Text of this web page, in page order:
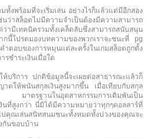
งพร้อมที่จะเริ่มเล่น อย่างไรก็แล้วแต่มีอีกสอง
ว่าสล็อตไม่มีความจำเป็นต้องมีความสามารถ
ามีเทคนิครวมทั้งเคล็ดลับซึ่งสามารถสนับสนุน
นี้โปรดมองบทความของพวกเราจะชนะที่ pg
ตอบของการหมุนแต่ละครั้งในเกมสล็อตถูกตั้ง
ชำระเงินเมื่อใด
บริการ ปกติข้อมูลนี้จะเผยต่อสาธารณะแล้วก็
ตให้พนันสกุลเงินสูงมากขึ้น เมื่อเทียบกับสกุล
า มาตรฐานในอุตสาหกรรมการเดิมพันเป็น
นที่สูงกว่า นี่มิได้มีความหมายว่าทุกๆดอลลาร์ที่
คุณเล่นสนิทสนมชนะทั้งหมดทั้งปวงของคุณจะ
กันขอบบ้าน